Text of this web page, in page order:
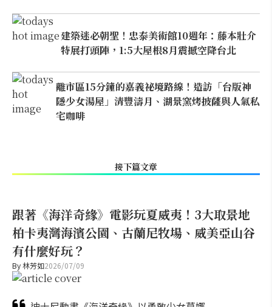
建築迷必朝聖！忠泰美術館10週年：藤本壯介
特展打頭陣，1:5大屋根8月震撼空降台北
離市區15分鐘的嘉義祕境路線！造訪「台版神
隱少女湯屋」清豐濤月、湖景窯烤披薩與人氣私
宅咖啡
接下篇文章
跟著《海洋奇緣》電影玩夏威夷！3大取景地
柏卡夷灣海濱公園、古蘭尼牧場、威美亞山谷
有什麼好玩？
By林芳如2026/07/09